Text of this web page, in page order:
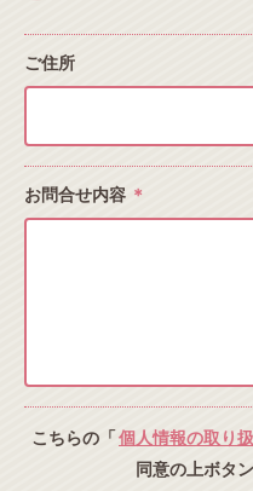
ご住所
お問合せ内容 ＊
こちらの「 個人情報の取り
同意の上ボタ